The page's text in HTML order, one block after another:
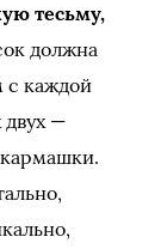
тесьму,
должна
с каждой
двух —